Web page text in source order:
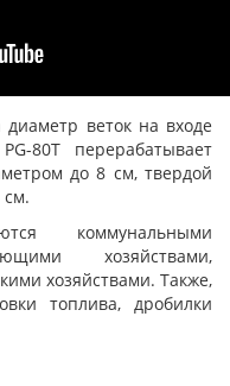
веток на входе
80T перерабатывает
до 8 см, твердой
коммунальными
хозяйствами,
хозяйствами. Также,
топлива, дробилки